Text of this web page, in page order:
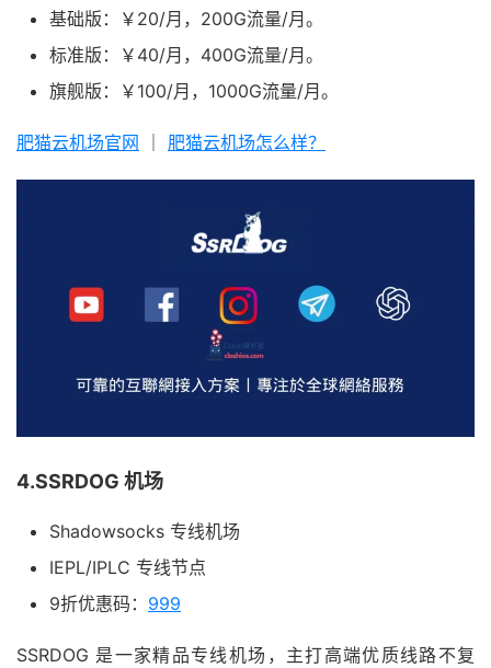
基础版：￥20/月，200G流量/月。
标准版：￥40/月，400G流量/月。
旗舰版：￥100/月，1000G流量/月。
肥猫云机场官网 肥猫云机场怎么样？
4.SSRDOG 机场
Shadowsocks 专线机场
IEPL/IPLC 专线节点
9折优惠码： 999
SSRDOG 是一家精品专线机场，主打高端优质线路不复